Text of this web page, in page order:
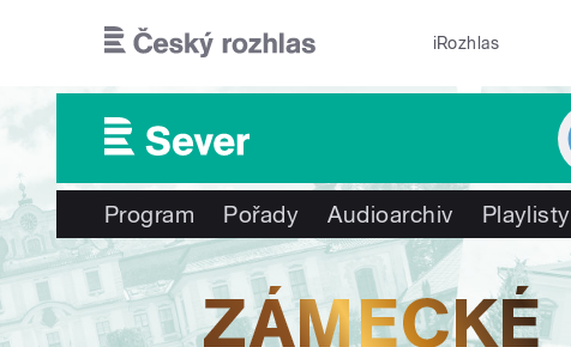
iRozhlas
Program Pořady Audioarchiv Playlisty